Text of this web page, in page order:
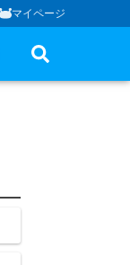
マイページ